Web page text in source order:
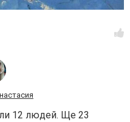
12 людей. Ще 23